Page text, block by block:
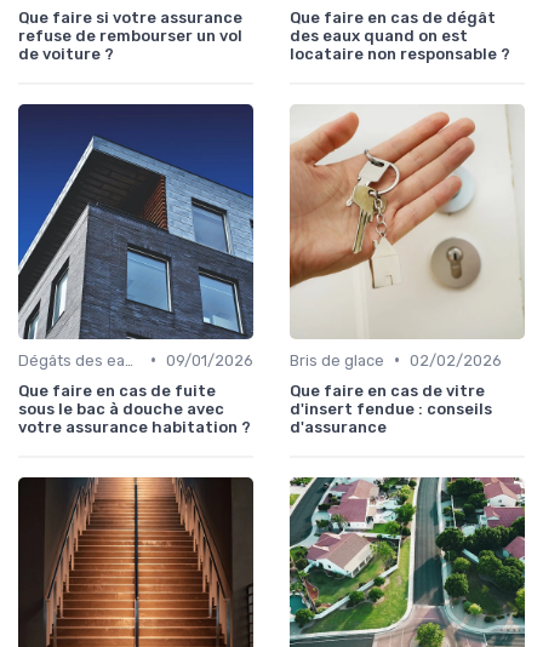
Que faire si votre assurance
refuse de rembourser un vol
de voiture ?
Que faire en cas de dégât
des eaux quand on est
locataire non responsable ?
• 09/01/2026
Que faire en cas de fuite
sous le bac à douche avec
votre assurance habitation ?
Bris de glace • 02/02/2026
Que faire en cas de vitre
d'insert fendue : conseils
d'assurance